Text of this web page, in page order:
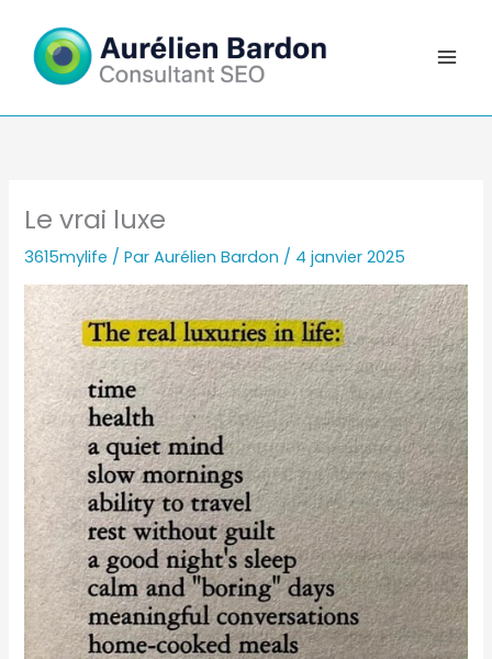
contenu
Le vrai luxe
3615mylife / ParAurélien Bardon / 4 janvier 2025